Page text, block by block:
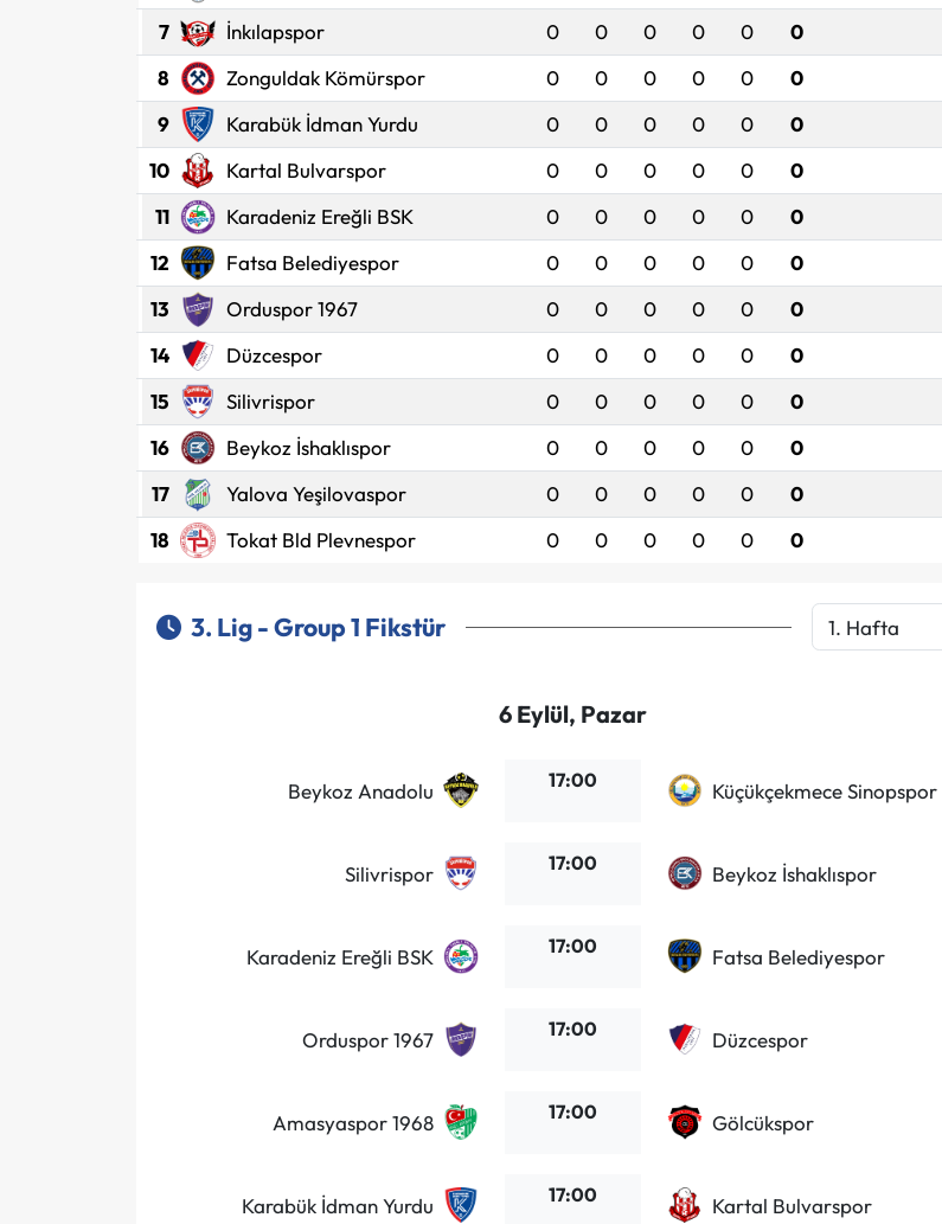
7
İnkılapspor 0 0 0 0 0
0
8
Zonguldak Kömürspor 0 0 0 0 0
0
9
Karabük İdman Yurdu 0 0 0 0 0
0
10
Kartal Bulvarspor 0 0 0 0 0
0
11
Karadeniz Ereğli BSK 0 0 0 0 0
0
12
Fatsa Belediyespor 0 0 0 0 0
0
13
Orduspor 1967 0 0 0 0 0
0
14
Düzcespor 0 0 0 0 0
0
15
Silivrispor 0 0 0 0 0
0
16
Beykoz İshaklıspor 0 0 0 0 0
0
17
Yalova Yeşilovaspor 0 0 0 0 0
0
18
Tokat Bld Plevnespor 0 0 0 0 0 0
3. Lig - Group 1 Fikstür
6 Eylül, Pazar
Beykoz Anadolu 17:00 Küçükçekmece Sinopspor
Silivrispor 17:00 Beykoz İshaklıspor
Karadeniz Ereğli BSK 17:00 Fatsa Belediyespor
Orduspor 1967 17:00 Düzcespor
Amasyaspor 1968 17:00 Gölcükspor
Karabük İdman Yurdu 17:00 Kartal Bulvarspor